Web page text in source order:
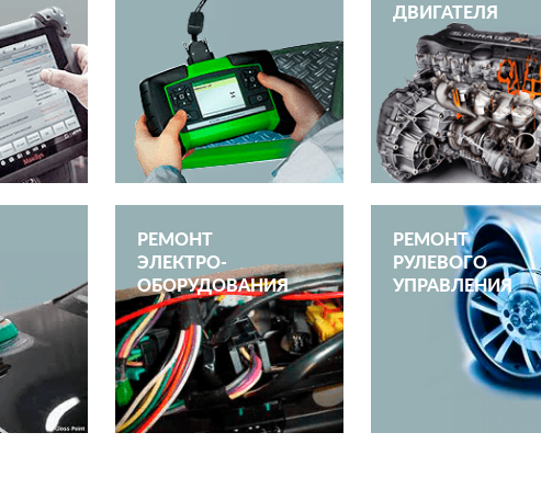
ДВИГАТЕЛЯ
РЕМОНТ
ЭЛЕКТРО­
ОБОРУДОВАНИЯ
РЕМОНТ
РУЛЕВОГО
УПРАВЛЕНИЯ